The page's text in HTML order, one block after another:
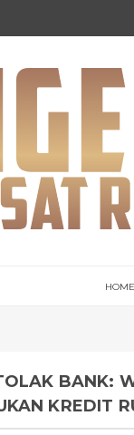
HOME
BANK:
KREDIT